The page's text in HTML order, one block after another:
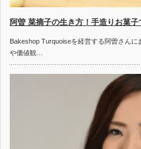
阿曽 菜摘子の生き方！手造りお菓
Bakeshop Turquoiseを経営する阿曽さん
や価値観…